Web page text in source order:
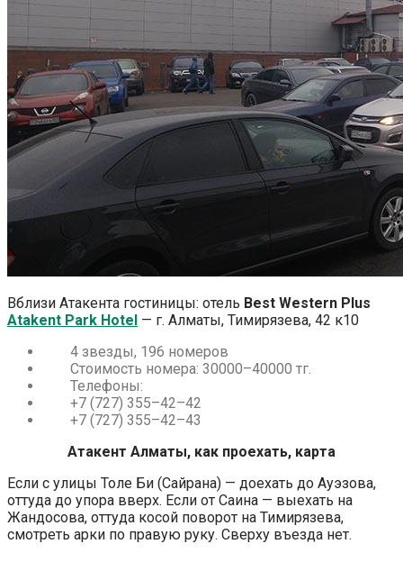
Вблизи Атакента гостиницы: отель Best Western Plus
Atakent Park Hotel — г. Алматы, Тимирязева, 42 к10
4 звезды, 196 номеров
Стоимость номера: 30000–40000 тг.
Телефоны:
+7 (727) 355–42–42
+7 (727) 355–42–43
Атакент Алматы, как проехать, карта
Если с улицы Толе Би (Сайрана) — доехать до Ауэзова,
оттуда до упора вверх. Если от Саина — выехать на
Жандосова, оттуда косой поворот на Тимирязева,
смотреть арки по правую руку. Сверху въезда нет.